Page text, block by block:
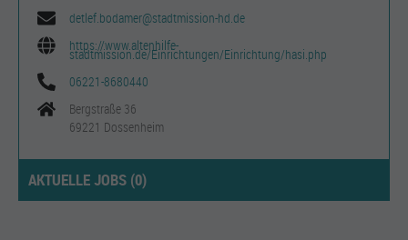
detlef.bodamer@stadtmission-hd.de
https://www.altenhilfe-
stadtmission.de/Einrichtungen/Einrichtung/hasi.php
06221-8680440
Bergstraße 36
69221 Dossenheim
AKTUELLE JOBS (0)